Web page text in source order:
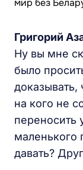
Григорий
Ну вы мне
было
на кого не
переносить
маленького
давать?